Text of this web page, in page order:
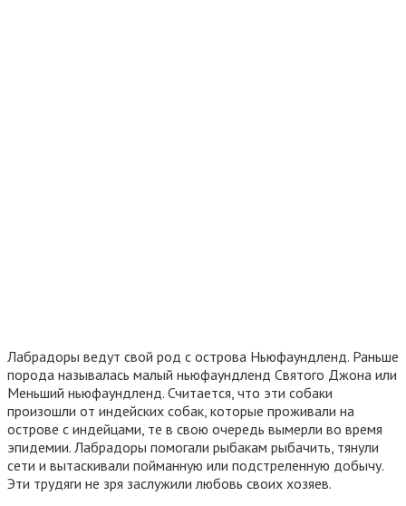
Лабрадоры ведут свой род с острова Ньюфаундленд. Раньше
порода называлась малый ньюфаундленд Святого Джона или
Меньший ньюфаундленд. Считается, что эти собаки
произошли от индейских собак, которые проживали на
острове с индейцами, те в свою очередь вымерли во время
эпидемии. Лабрадоры помогали рыбакам рыбачить, тянули
сети и вытаскивали пойманную или подстреленную добычу.
Эти трудяги не зря заслужили любовь своих хозяев.